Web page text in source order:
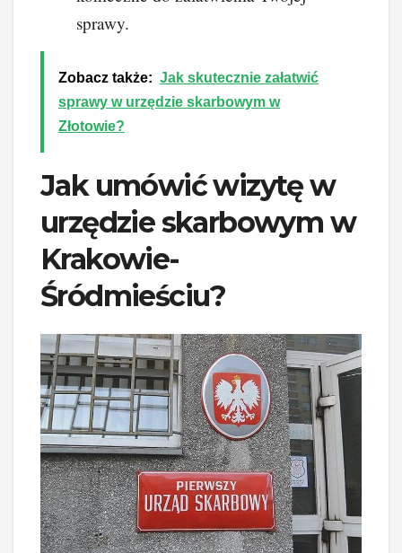
sprawy.
Zobacz także: Jak skutecznie załatwić
sprawy w urzędzie skarbowym w
Złotowie?
Jak umówić wizytę w
urzędzie skarbowym w
Krakowie-
Śródmieściu?